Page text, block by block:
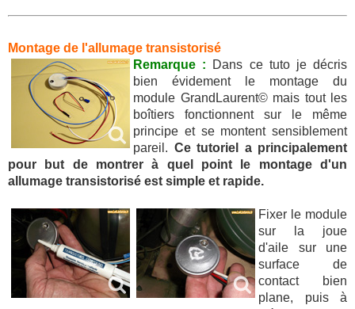
Montage de l'allumage transistorisé
Remarque : Dans ce tuto je décris
bien évidement le montage du
module GrandLaurent© mais tout les
boîtiers fonctionnent sur le même
principe et se montent sensiblement
pareil. Ce tutoriel a principalement
pour but de montrer à quel point le montage d'un
allumage transistorisé est simple et rapide.
Fixer le module
sur la joue
d'aile sur une
surface de
contact bien
plane, puis à